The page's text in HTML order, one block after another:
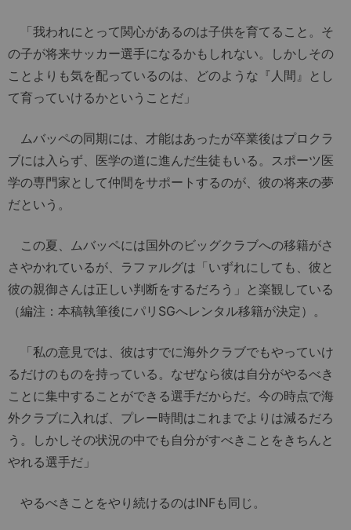
「我われにとって関心があるのは子供を育てること。そ
の子が将来サッカー選手になるかもしれない。しかしその
ことよりも気を配っているのは、どのような『人間』とし
て育っていけるかということだ」
ムバッペの同期には、才能はあったが卒業後はプロクラ
ブには入らず、医学の道に進んだ生徒もいる。スポーツ医
学の専門家として仲間をサポートするのが、彼の将来の夢
だという。
この夏、ムバッペには国外のビッグクラブへの移籍がさ
さやかれているが、ラファルグは「いずれにしても、彼と
彼の親御さんは正しい判断をするだろう」と楽観している
（編注：本稿執筆後にパリSGへレンタル移籍が決定）。
「私の意見では、彼はすでに海外クラブでもやっていけ
るだけのものを持っている。なぜなら彼は自分がやるべき
ことに集中することができる選手だからだ。今の時点で海
外クラブに入れば、プレー時間はこれまでよりは減るだろ
う。しかしその状況の中でも自分がすべきことをきちんと
やれる選手だ」
やるべきことをやり続けるのはINFも同じ。